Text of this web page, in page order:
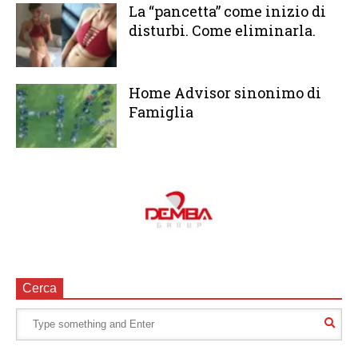
La “pancetta” come inizio di
disturbi. Come eliminarla.
Home Advisor sinonimo di
Famiglia
Cerca